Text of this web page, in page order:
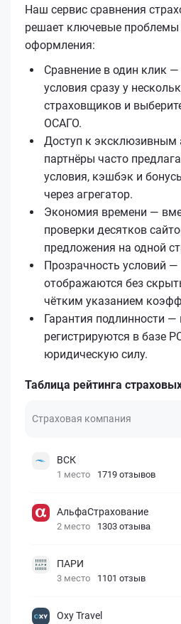
Наш сервис сравнения
решает ключевые проблемы
оформления:
Сравнение в один клик
условия сразу у
страховщиков и
ОСАГО.
Доступ к
партнёры часто
условия, кэшбэк и
через агрегатор.
Экономия времени —
проверки десятков
предложения на одной
Прозрачность условий
отображаются без
чётким указанием
Гарантия подлинности —
регистрируются в базе
юридическую силу.
Таблица рейтинга
Страховая компания
ВСК
1 место 1719 отзывов
АльфаСтрахование
2 место 1303 отзыва
ПАРИ
3 место 1101 отзыв
Oxy Travel